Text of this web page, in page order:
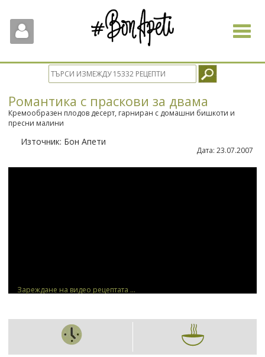
Toggle
Романтика с праскови за двама
Кремообразен плодов десерт, гарниран с домашни бишкоти и
пресни малини
Източник: Бон Апети
Дата: 23.07.2007
Зареждане на видео рецептата ...